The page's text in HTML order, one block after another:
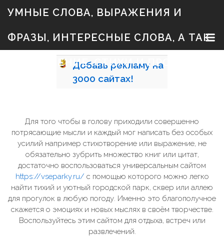
УМНЫЕ СЛОВА, ВЫРАЖЕНИЯ И
ФРАЗЫ, ИНТЕРЕСНЫЕ СЛОВА, А ТАК
ЖЕ ЗНАЧЕНИЕ, СТИХИ И ПРОЗА
k
t
o
Добавь рекламу на
3000 сайтах!
Для того чтобы в голову приходили совершенно
потрясающие мысли и каждый мог написать без особых
усилий например стихотворение или выражение, не
обязательно зубрить множество книг или цитат,
достаточно воспользоваться универсальным сайтом
https://vseparky.ru/ с помощью которого можно легко
найти тихий и уютный городской парк, сквер или аллею
для прогулок в любую погоду. Именно это благополучное
скажется о эмоциях и новых мыслях в своём творчестве.
Воспользуйтесь этим сайтом для отдыха, встреч или
развлечений.